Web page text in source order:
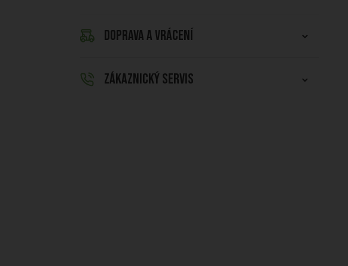
DOPRAVA A VRÁCENÍ
ZÁKAZNICKÝ SERVIS